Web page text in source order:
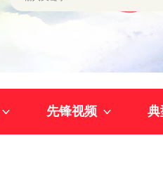
先锋视频 典